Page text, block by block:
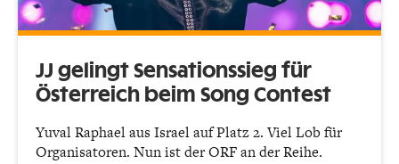
JJ gelingt Sensationssieg für
Österreich beim Song Contest
Yuval Raphael aus Israel auf Platz 2. Viel Lob für
Organisatoren. Nun ist der ORF an der Reihe.